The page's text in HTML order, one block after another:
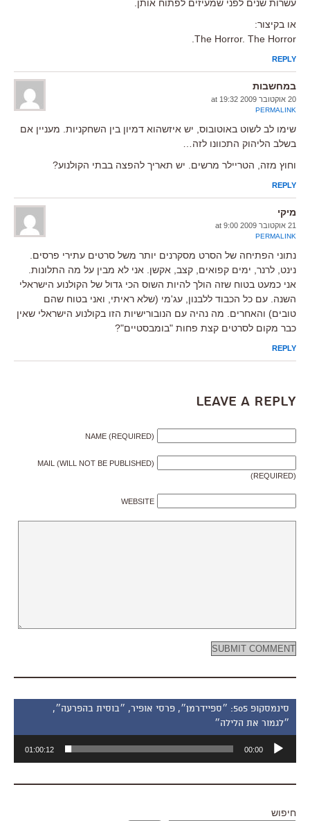
עשרות שנים לפני שמעיזים לפתוח אותן.
או בקיצור:
The Horror. The Horror.
REPLY
במחשבות
20 אוקטובר 2009 at 19:32
PERMALINK
שימו לב לשוט באוטובוס, יש איזשהוא דמיון בין השחקניות. מעניין אם
בשלב הליהוק התכוונו לזה…
וחוץ מזה, הטריילר מרשים. יש תאריך להפצה בבתי הקולנוע?
REPLY
מיקי
21 אוקטובר 2009 at 9:00
PERMALINK
נתוני הפתיחה של הסרט מסקרנים יותר משל סרטים עתירי פרסים.
נינט, לרנר, ימים קפואים, קצב, אקשן. אני לא מבין על מה התלונות.
אני כמעט בטוח שזה הולך להיות השוס הכי גדול של הקולנוע הישראלי
השנה. עם כל הכבוד ללבנון, עג'מי (שלא ראיתי, ואני בטוח שהם
טובים) והאחרים. מה נהיה עם הנובורישיות הזו בקולנוע הישראלי שאין
כבר מקום לסרטים קצת פחות "בומבסטיים"?
REPLY
Leave a Reply
NAME (REQUIRED)
MAIL (WILL NOT BE PUBLISHED)
(REQUIRED)
WEBSITE
סינמסקופ 505: ״ספיידרמן״, פרסי אופיר, ״בוסית בהפרעה״,
״לגמור את הלילה״
אודיו
00:00
01:00:12
חיפוש